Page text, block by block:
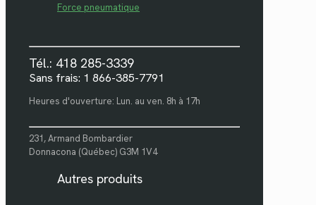
Force pneumatique
Tél.: 418 285-3339
Sans frais: 1 866-385-7791
Heures d'ouverture: Lun. au ven. 8h à 17h
231, Armand Bombardier
Donnacona (Québec) G3M 1V4
Autres produits